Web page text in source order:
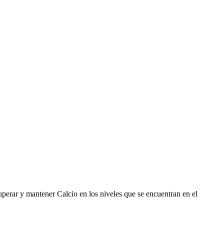
y mantener Calcio en los niveles que se encuentran en el